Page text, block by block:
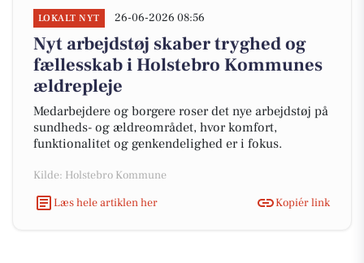
LOKALT NYT 26-06-2026 08:56
Nyt arbejdstøj skaber tryghed og
fællesskab i Holstebro Kommunes
ældrepleje
Medarbejdere og borgere roser det nye arbejdstøj på
sundheds- og ældreområdet, hvor komfort,
funktionalitet og genkendelighed er i fokus.
Kilde: Holstebro Kommune
Læs hele artiklen her
Kopiér link